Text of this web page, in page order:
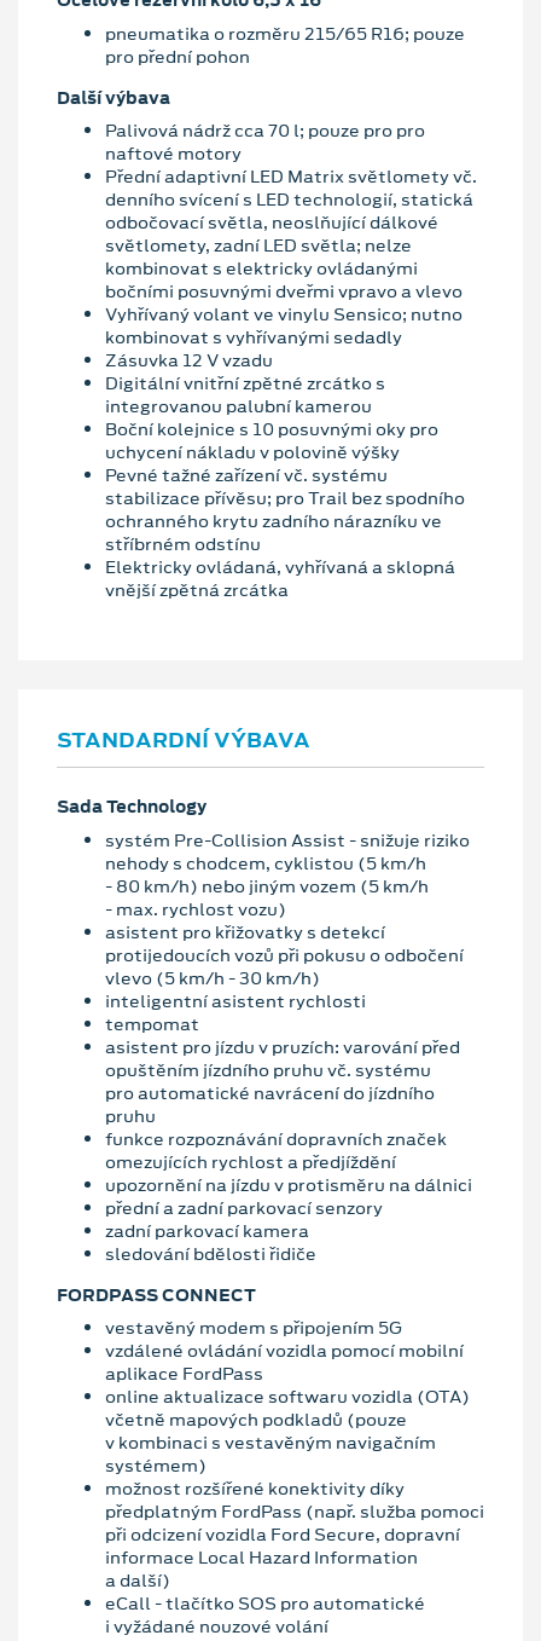
pneumatika o rozměru 215/65 R16; pouze
pro přední pohon
Další výbava
Palivová nádrž cca 70 l; pouze pro pro
naftové motory
Přední adaptivní LED Matrix světlomety vč.
denního svícení s LED technologií, statická
odbočovací světla, neoslňující dálkové
světlomety, zadní LED světla; nelze
kombinovat s elektricky ovládanými
bočními posuvnými dveřmi vpravo a vlevo
Vyhřívaný volant ve vinylu Sensico; nutno
kombinovat s vyhřívanými sedadly
Zásuvka 12 V vzadu
Digitální vnitřní zpětné zrcátko s
integrovanou palubní kamerou
Boční kolejnice s 10 posuvnými oky pro
uchycení nákladu v polovině výšky
Pevné tažné zařízení vč. systému
stabilizace přívěsu; pro Trail bez spodního
ochranného krytu zadního nárazníku ve
stříbrném odstínu
Elektricky ovládaná, vyhřívaná a sklopná
vnější zpětná zrcátka
STANDARDNÍ VÝBAVA
Sada Technology
systém Pre-Collision Assist - snižuje riziko
nehody s chodcem, cyklistou (5 km/h
- 80 km/h) nebo jiným vozem (5 km/h
- max. rychlost vozu)
asistent pro křižovatky s detekcí
protijedoucích vozů při pokusu o odbočení
vlevo (5 km/h - 30 km/h)
inteligentní asistent rychlosti
tempomat
asistent pro jízdu v pruzích: varování před
opuštěním jízdního pruhu vč. systému
pro automatické navrácení do jízdního
pruhu
funkce rozpoznávání dopravních značek
omezujících rychlost a předjíždění
upozornění na jízdu v protisměru na dálnici
přední a zadní parkovací senzory
zadní parkovací kamera
sledování bdělosti řidiče
FORDPASS CONNECT
vestavěný modem s připojením 5G
vzdálené ovládání vozidla pomocí mobilní
aplikace FordPass
online aktualizace softwaru vozidla (OTA)
včetně mapových podkladů (pouze
v kombinaci s vestavěným navigačním
systémem)
možnost rozšířené konektivity díky
předplatným FordPass (např. služba pomoci
při odcizení vozidla Ford Secure, dopravní
informace Local Hazard Information
a další)
eCall - tlačítko SOS pro automatické
i vyžádané nouzové volání